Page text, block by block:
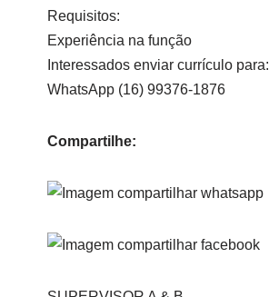
Requisitos:
Experiência na função
Interessados enviar currículo para:
WhatsApp (16) 99376-1876
Compartilhe: